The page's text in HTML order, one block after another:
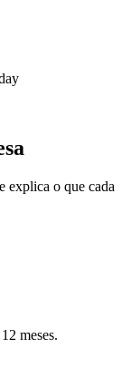
explica o que cada
meses.